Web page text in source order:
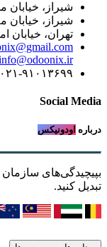
شیراز، خیابان
شیراز، خیابان
تهران، خیابان امام
odoonix@gmail.com
info@odoonix.ir
۰۲۱-۹۱۰۱۳۶۹۹ / ۰۹۹۶۱۲۳۹۷۴۶ / ۰۹۱۰۱۹۸۱۷۱۳-۱۴
Social
اودونیکس
سازمان را
کنید.